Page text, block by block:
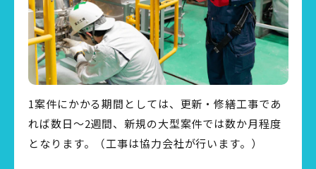
1案件にかかる期間としては、更新・修繕工事であ
れば数日～2週間、新規の大型案件では数か月程度
となります。（工事は協力会社が行います。）